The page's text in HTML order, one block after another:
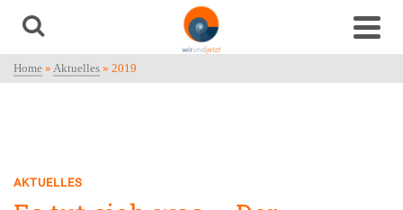
Home » Aktuelles » 2019
AKTUELLES